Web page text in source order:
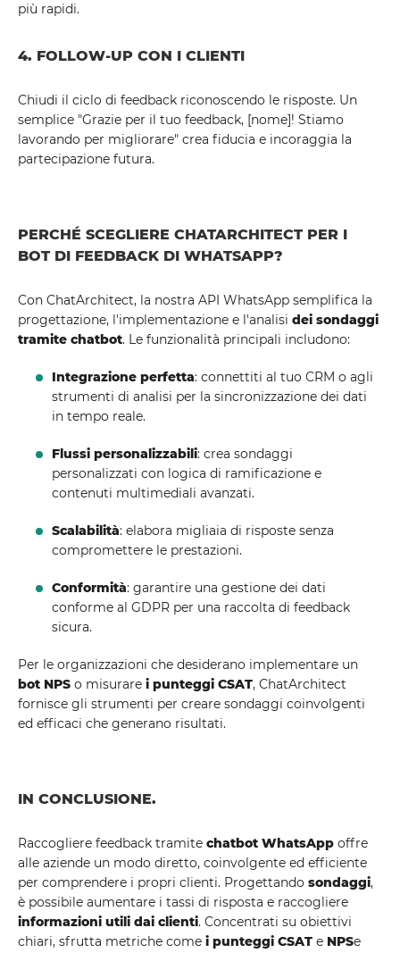
più rapidi.
4. FOLLOW-UP CON I CLIENTI
Chiudi il ciclo di feedback riconoscendo le risposte. Un
semplice "Grazie per il tuo feedback, [nome]! Stiamo
lavorando per migliorare" crea fiducia e incoraggia la
partecipazione futura.
PERCHÉ SCEGLIERE CHATARCHITECT PER I
BOT DI FEEDBACK DI WHATSAPP?
Con ChatArchitect, la nostra API WhatsApp semplifica la
progettazione, l'implementazione e l'analisi dei sondaggi
tramite chatbot. Le funzionalità principali includono:
Integrazione perfetta: connettiti al tuo CRM o agli
strumenti di analisi per la sincronizzazione dei dati
in tempo reale.
Flussi personalizzabili: crea sondaggi
personalizzati con logica di ramificazione e
contenuti multimediali avanzati.
Scalabilità: elabora migliaia di risposte senza
compromettere le prestazioni.
Conformità: garantire una gestione dei dati
conforme al GDPR per una raccolta di feedback
sicura.
Per le organizzazioni che desiderano implementare un
bot NPS o misurare i punteggi CSAT, ChatArchitect
fornisce gli strumenti per creare sondaggi coinvolgenti
ed efficaci che generano risultati.
IN CONCLUSIONE.
Raccogliere feedback tramite chatbot WhatsApp offre
alle aziende un modo diretto, coinvolgente ed efficiente
per comprendere i propri clienti. Progettando sondaggi,
è possibile aumentare i tassi di risposta e raccogliere
informazioni utili dai clienti. Concentrati su obiettivi
chiari, sfrutta metriche come i punteggi CSAT e NPSe